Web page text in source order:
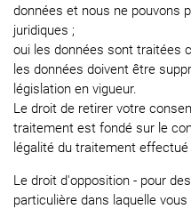
données et nous ne pouvons
juridiques ;
oui les données sont traitées
les données doivent être
législation en vigueur.
Le droit de retirer votre
traitement est fondé sur le
légalité du traitement
Le droit d'opposition - pour
particulière dans laquelle